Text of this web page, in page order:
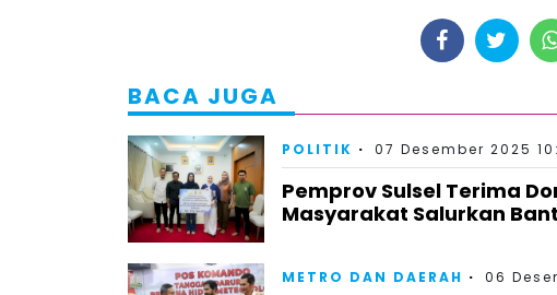
BACA JUGA
POLITIK 07 Desember 2025
Pemprov Sulsel Terima
Masyarakat Salurkan
METRO DAN DAERAH 06